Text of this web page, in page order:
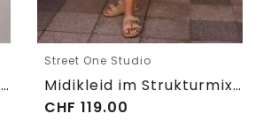
Maxikleid mit Hemdkragen und Print
Street One Studio
Midikleid im Strukturmix mit Rundhals
CHF 119.00